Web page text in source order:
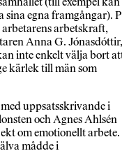
sina egna framgångar).
arbetskraft,
Anna G. Jónasdóttir,
inte enkelt välja bort
kärlek till män som
uppsatsskrivande i
och Agnes Ahlsén
om emotionellt arbete.
mådde i